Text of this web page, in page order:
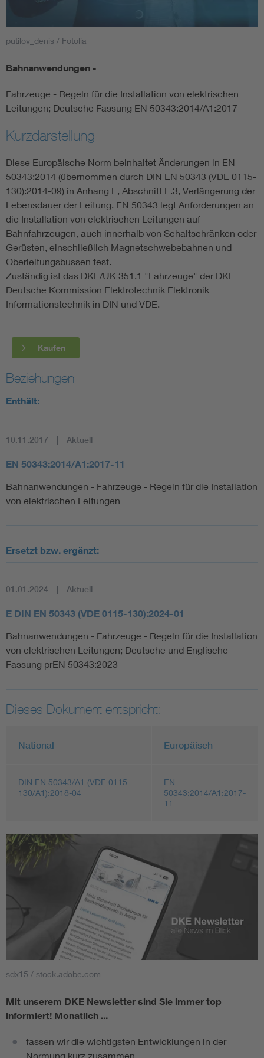
Smart Cities
DIN VDE 0100 für sichere Elektroinstallationen
Elektrofachkraft (EFK)
putilov_denis / Fotolia
Bahnanwendungen -
Fahrzeuge - Regeln für die Installation von elektrischen
Leitungen; Deutsche Fassung EN 50343:2014/A1:2017
Kurzdarstellung
Diese Europäische Norm beinhaltet Änderungen in EN
50343:2014 (übernommen durch DIN EN 50343 (VDE 0115-
130):2014-09) in Anhang E, Abschnitt E.3, Verlängerung der
Lebensdauer der Leitung. EN 50343 legt Anforderungen an
die Installation von elektrischen Leitungen auf
Bahnfahrzeugen, auch innerhalb von Schaltschränken oder
Gerüsten, einschließlich Magnetschwebebahnen und
Oberleitungsbussen fest.
Zuständig ist das DKE/UK 351.1 "Fahrzeuge" der DKE
Deutsche Kommission Elektrotechnik Elektronik
Informationstechnik in DIN und VDE.
Kaufen
Beziehungen
Enthält:
10.11.2017 Aktuell
EN 50343:2014/A1:2017-11
Bahnanwendungen - Fahrzeuge - Regeln für die Installation
von elektrischen Leitungen
Ersetzt bzw. ergänzt:
01.01.2024 Aktuell
E DIN EN 50343 (VDE 0115-130):2024-01
Bahnanwendungen - Fahrzeuge - Regeln für die Installation
von elektrischen Leitungen; Deutsche und Englische
Fassung prEN 50343:2023
Dieses Dokument entspricht:
National Europäisch
DIN EN 50343/A1 (VDE 0115-
130/A1):2018-04
EN
50343:2014/A1:2017-
11
sdx15 / stock.adobe.com
Mit unserem DKE Newsletter sind Sie immer top
informiert! Monatlich ...
fassen wir die wichtigsten Entwicklungen in der
Normung kurz zusammen